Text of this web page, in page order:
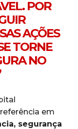
POR
AÇÕES
TORNE
NO
em
segurança